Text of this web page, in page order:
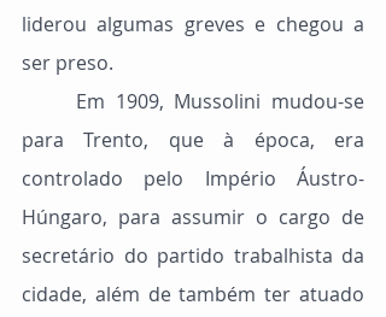
liderou algumas greves e chegou a
ser preso.
para Trento, que à época, era
controlado pelo Império Áustro-
Húngaro, para assumir o cargo de
secretário do partido trabalhista da
cidade, além de também ter atuado